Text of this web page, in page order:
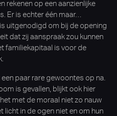
rekenen op een aanzienlijke
Er is echter één maar…
uitgenodigd om bij de opening
dat zij aanspraak zou kunnen
familiekapitaal is voor de
paar rare gewoontes op na.
is gevallen, blijkt ook hier
met de moraal niet zo nauw
licht in de ogen niet en om hun